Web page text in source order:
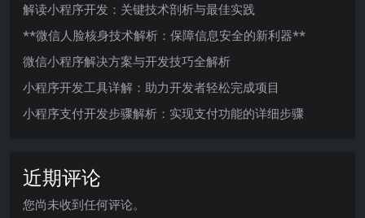
解读小程序开发：关键技术剖析与最佳实践
**微信人脸核身技术解析：保障信息安全的新利器**
微信小程序解决方案与开发技巧全解析
小程序开发工具详解：助力开发者轻松完成项目
小程序支付开发步骤解析：实现支付功能的详细步骤
近期评论
您尚未收到任何评论。